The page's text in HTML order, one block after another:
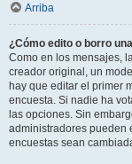
Arriba
¿Cómo edito o borro
Como en los mensajes,
creador original, un
hay que editar el primer
encuesta. Si nadie ha
las opciones. Sin
administradores pueden
encuestas sean